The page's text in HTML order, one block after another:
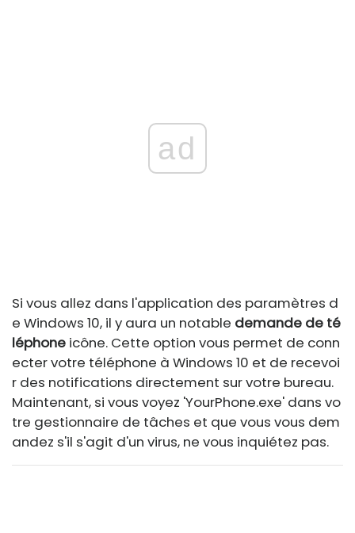
ad
Si vous allez dans l'application des paramètres d
e Windows 10, il y aura un notable demande de té
léphone icône. Cette option vous permet de conn
ecter votre téléphone à Windows 10 et de recevoi
r des notifications directement sur votre bureau.
Maintenant, si vous voyez 'YourPhone.exe' dans vo
tre gestionnaire de tâches et que vous vous dem
andez s'il s'agit d'un virus, ne vous inquiétez pas.